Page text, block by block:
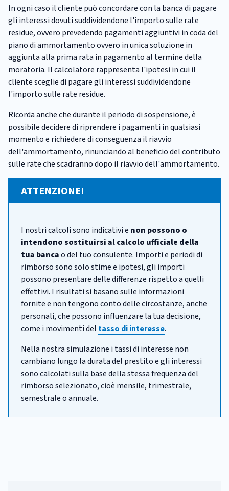
In ogni caso il cliente può concordare con la banca di pagare
gli interessi dovuti suddividendone l'importo sulle rate
residue, ovvero prevedendo pagamenti aggiuntivi in coda del
piano di ammortamento ovvero in unica soluzione in
aggiunta alla prima rata in pagamento al termine della
moratoria. Il calcolatore rappresenta l'ipotesi in cui il
cliente sceglie di pagare gli interessi suddividendone
l'importo sulle rate residue.
Ricorda anche che durante il periodo di sospensione, è
possibile decidere di riprendere i pagamenti in qualsiasi
momento e richiedere di conseguenza il riavvio
dell'ammortamento, rinunciando al beneficio del contributo
sulle rate che scadranno dopo il riavvio dell'ammortamento.
ATTENZIONE!
I nostri calcoli sono indicativi e non possono o
intendono sostituirsi al calcolo ufficiale della
tua bancao del tuo consulente. Importi e periodi di
rimborso sono solo stime e ipotesi, gli importi
possono presentare delle differenze rispetto a quelli
effettivi. I risultati si basano sulle informazioni
fornite e non tengono conto delle circostanze, anche
personali, che possono influenzare la tua decisione,
come i movimenti del tasso di interesse.
Nella nostra simulazione i tassi di interesse non
cambiano lungo la durata del prestito e gli interessi
sono calcolati sulla base della stessa frequenza del
rimborso selezionato, cioè mensile, trimestrale,
semestrale o annuale.